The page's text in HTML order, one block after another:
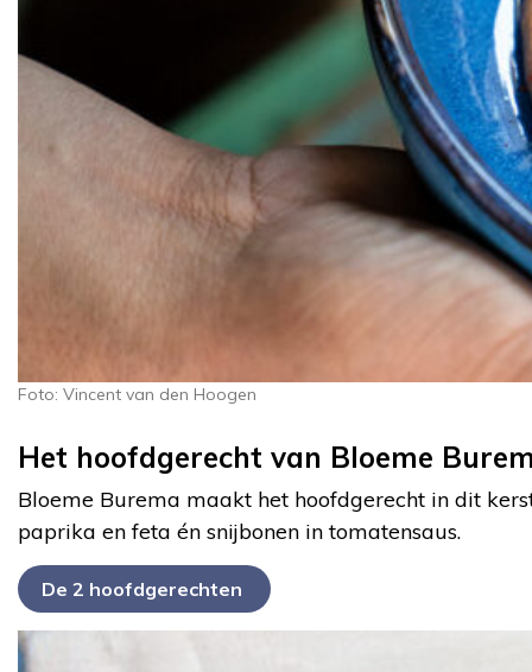
Foto: Vincent van den Hoogen
Het hoofdgerecht van Bloeme
Bloeme Burema maakt het hoofdgerecht in dit
paprika en feta én snijbonen in tomatensaus.
De 2 hoofdgerechten